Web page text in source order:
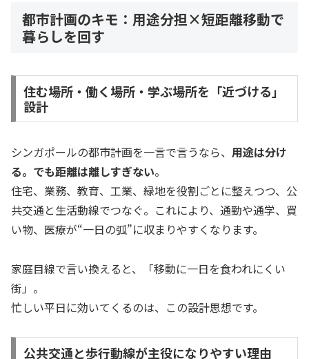
都市計画のキモ：用途分担×短距離移動で
暮らしを回す
住む場所・働く場所・学ぶ場所を「近づける」
設計
シンガポールの都市計画を一言で言うなら、 用途は分け
る。でも距離は離しすぎない。
住宅、業務、教育、工業、緑地を役割ごとに整えつつ、公
共交通と生活動線でつなぐ。これにより、通勤や通学、買
い物、医療が“一日の弧”に収まりやすくなります。
家庭目線で言い換えると、「移動に一日を食われにくい
街」。
忙しい平日に効いてくるのは、この設計思想です。
公共交通と歩行動線が主役になりやすい理由